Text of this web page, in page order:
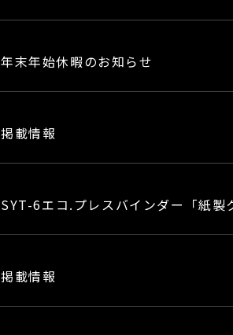
年末年始休暇のお知らせ
掲載情報
SYT-6エコ.プレスバインダー「紙
掲載情報